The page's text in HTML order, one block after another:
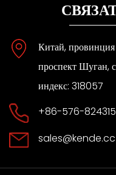
Китай,
проспект Шуган,
индекс: 318057
+86-576-
sales@kende.cc